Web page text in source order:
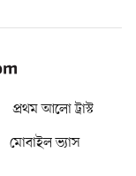
প্রথম আলো ট্রাস্ট
মোবাইল ভ্যাস